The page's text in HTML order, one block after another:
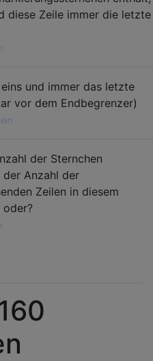
diese Zeile immer die letzte
und immer das letzte
vor dem Endbegrenzer)
der Sternchen
Anzahl der
Zeilen in diesem
oder?